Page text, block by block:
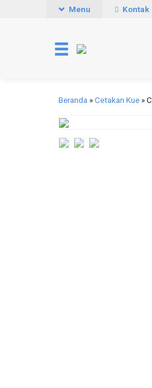
Menu Kontak
Beranda »Cetakan Kue »